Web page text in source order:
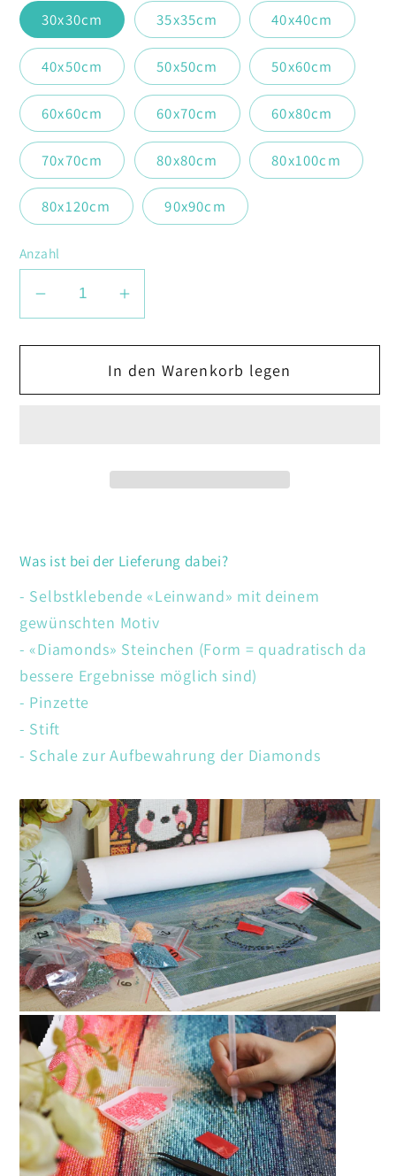
30x30cm 35x35cm 40x40cm
40x50cm 50x50cm 50x60cm
60x60cm 60x70cm 60x80cm
70x70cm 80x80cm 80x100cm
80x120cm 90x90cm
Anzahl
Verringere
Menge
Katze
Erhöhe
Menge
für
Katze
In den Warenkorb legen
Was ist bei der Lieferung dabei?
- Selbstklebende «Leinwand» mit deinem
gewünschten Motiv
- «Diamonds» Steinchen (Form = quadratisch da
bessere Ergebnisse möglich sind)
- Pinzette
- Stift
- Schale zur Aufbewahrung der Diamonds